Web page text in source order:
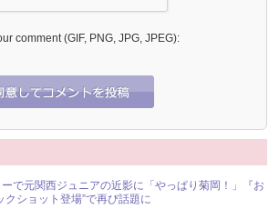
comment (GIF, PNG, JPG, JPEG):
で元関西ジュニアの近影に「やっぱり菊岡！」『お
クショット登場”で再び話題に